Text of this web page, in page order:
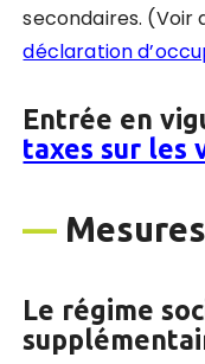
secondaires. (Voir
déclaration
Entrée en
taxes sur les
—
Le régime